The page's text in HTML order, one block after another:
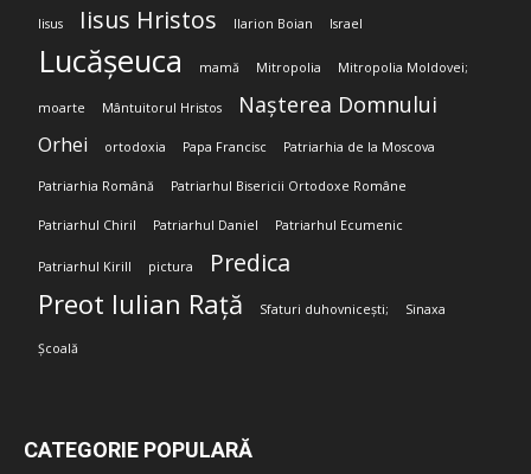
Iisus Iisus Hristos Ilarion Boian Israel
Lucășeuca mamă Mitropolia Mitropolia Moldovei;
moarte Mântuitorul Hristos Nașterea Domnului
Orhei ortodoxia Papa Francisc Patriarhia de la Moscova
Patriarhia Română Patriarhul Bisericii Ortodoxe Române
Patriarhul Chiril Patriarhul Daniel Patriarhul Ecumenic
Patriarhul Kirill pictura Predica
Preot Iulian Rață Sfaturi duhovnicești; Sinaxa
Școală
CATEGORIE POPULARĂ